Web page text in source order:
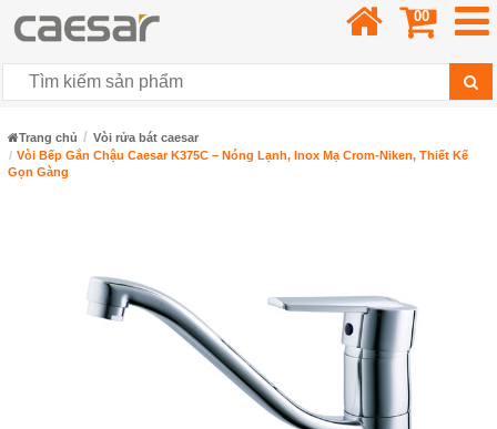
00
Trang chủ
Vòi rửa bát caesar
Vòi Bếp Gắn Chậu Caesar K375C – Nóng Lạnh, Inox Mạ Crom-Niken, Thiết Kế
Gọn Gàng